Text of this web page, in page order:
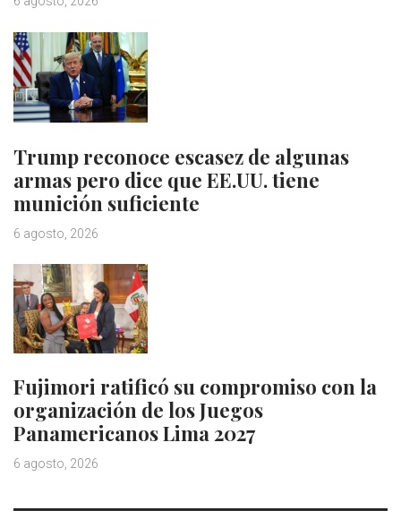
Trump reconoce escasez de algunas
armas pero dice que EE.UU. tiene
munición suficiente
6 agosto, 2026
Fujimori ratificó su compromiso con la
organización de los Juegos
Panamericanos Lima 2027
6 agosto, 2026